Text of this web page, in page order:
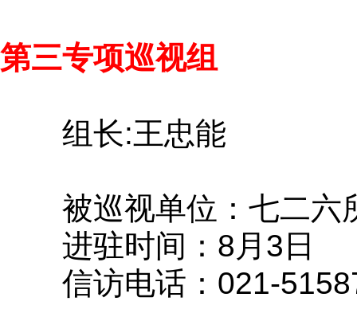
第三专项巡视组
组长:王忠能
被巡视单位：七二六
进驻时间：8月3日
信访电话：021-